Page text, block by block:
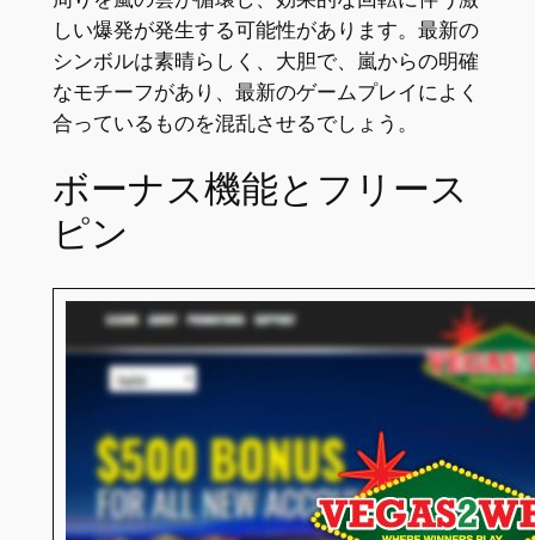
しい爆発が発生する可能性があります。最新の
シンボルは素晴らしく、大胆で、嵐からの明確
なモチーフがあり、最新のゲームプレイによく
合っているものを混乱させるでしょう。
ボーナス機能とフリース
ピン